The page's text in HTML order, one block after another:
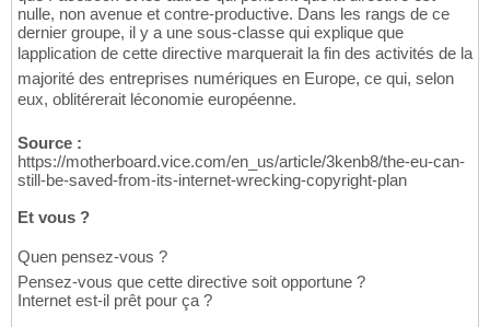
nulle, non avenue et contre-productive. Dans les rangs de ce
dernier groupe, il y a une sous-classe qui explique que
lapplication de cette directive marquerait la fin des activités de la
majorité des entreprises numériques en Europe, ce qui, selon
eux, oblitérerait léconomie européenne.
Source :
https://motherboard.vice.com/en_us/article/3kenb8/the-eu-can-
still-be-saved-from-its-internet-wrecking-copyright-plan
Et vous ?
Quen pensez-vous ?
Pensez-vous que cette directive soit opportune ?
Internet est-il prêt pour ça ?